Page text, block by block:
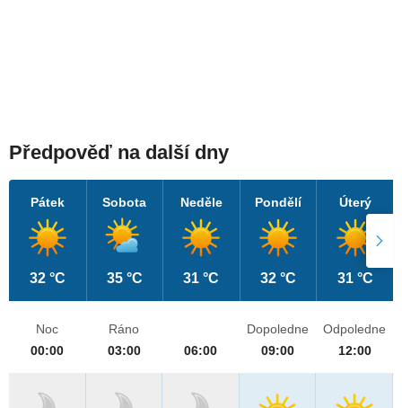
Předpověď na další dny
Pátek
32 °C
Sobota
35 °C
Neděle
31 °C
Pondělí
32 °C
Úterý
31 °C
Noc
00:00
Ráno
03:00
06:00
Dopoledne
09:00
Odpoledne
12:00